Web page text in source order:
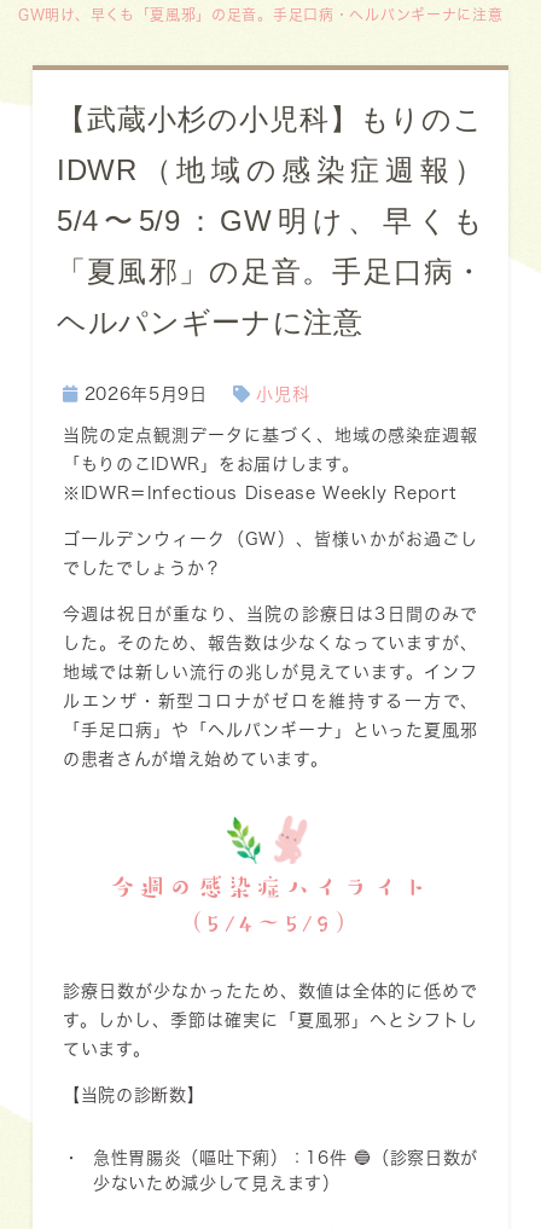
GW明け、早くも「夏風邪」の足音。手足口病・ヘルパンギーナに注意
【武蔵小杉の小児科】もりのこ
IDWR（地域の感染症週報）
5/4〜5/9：GW明け、早くも
「夏風邪」の足音。手足口病・
ヘルパンギーナに注意
2026年5月9日 小児科
当院の定点観測データに基づく、地域の感染症週報
「もりのこIDWR」をお届けします。
※IDWR＝Infectious Disease Weekly Report
ゴールデンウィーク（GW）、皆様いかがお過ごし
でしたでしょうか？
今週は祝日が重なり、当院の診療日は3日間のみで
した。そのため、報告数は少なくなっていますが、
地域では新しい流行の兆しが見えています。 インフ
ルエンザ・新型コロナがゼロ を維持する一方で、
「手足口病」や「ヘルパンギーナ」といった夏風邪
の患者さんが増え始めています。
今週の感染症ハイライト
（5/4〜5/9）
診療日数が少なかったため、数値は全体的に低めで
す。しかし、季節は確実に「夏風邪」へとシフトし
ています。
【当院の診断数】
急性胃腸炎（嘔吐下痢）：16件 🔵（診察日数が
少ないため減少して見えます）